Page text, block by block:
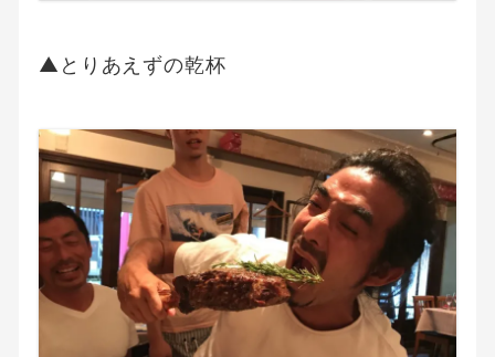
▲とりあえずの乾杯